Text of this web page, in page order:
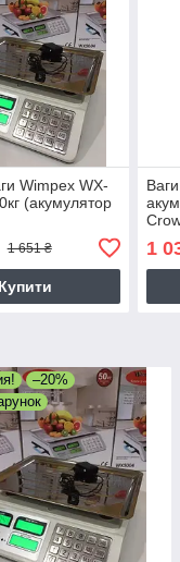
Wimpex WX-
(акумулятор
1 651 ₴
Купити
1
–20%